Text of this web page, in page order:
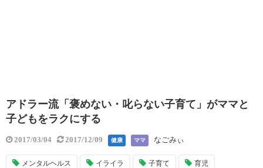
アドラー流「褒めない・叱らない子育て」がママと
子どもをラクにする
2017/03/04 2017/12/09 健康 ママ なごみぃ
メンタルヘルス イライラ 子育て 育児